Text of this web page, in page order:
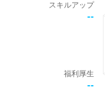
福利厚生
--
スキルアップ
--